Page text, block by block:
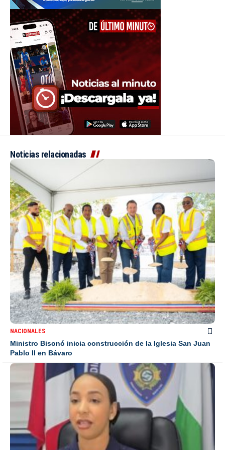
Noticias relacionadas
NACIONALES
Ministro Bisonó inicia construcción de la Iglesia San Juan
Pablo II en Bávaro